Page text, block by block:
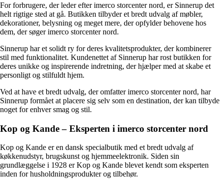
For forbrugere, der leder efter imerco storcenter nord, er Sinnerup det
helt rigtige sted at gå. Butikken tilbyder et bredt udvalg af møbler,
dekorationer, belysning og meget mere, der opfylder behovene hos
dem, der søger imerco storcenter nord.
Sinnerup har et solidt ry for deres kvalitetsprodukter, der kombinerer
stil med funktionalitet. Kundenettet af Sinnerup har rost butikken for
deres unikke og inspirerende indretning, der hjælper med at skabe et
personligt og stilfuldt hjem.
Ved at have et bredt udvalg, der omfatter imerco storcenter nord, har
Sinnerup formået at placere sig selv som en destination, der kan tilbyde
noget for enhver smag og stil.
Kop og Kande – Eksperten i imerco storcenter nord
Kop og Kande er en dansk specialbutik med et bredt udvalg af
køkkenudstyr, brugskunst og hjemmeelektronik. Siden sin
grundlæggelse i 1928 er Kop og Kande blevet kendt som eksperten
inden for husholdningsprodukter og tilbehør.